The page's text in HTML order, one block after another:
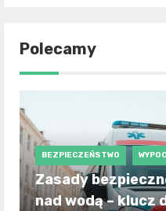
Polecamy
BEZPIECZEŃSTWO
Zasady
nad wodą – klucz